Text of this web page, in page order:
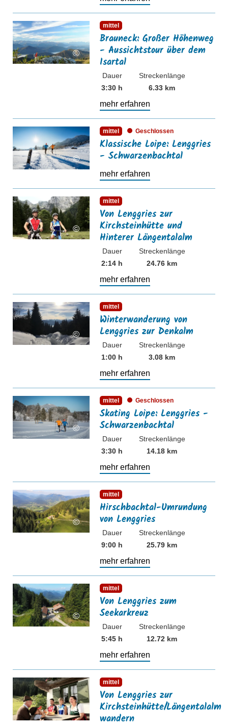
©
mittel
Brauneck: Großer Höhenweg
- Aussichtstour über dem
Isartal
Dauer
3:30 h
Streckenlänge
6.33 km
mehr erfahren
mehr erfahren
©
mittel Geschlossen
Klassische Loipe: Lenggries
- Schwarzenbachtal
mehr erfahren
mehr erfahren
©
mittel
Von Lenggries zur
Kirchsteinhütte und
Hinterer Längentalalm
Dauer
2:14 h
Streckenlänge
24.76 km
mehr erfahren
mehr erfahren
©
mittel
Winterwanderung von
Lenggries zur Denkalm
Dauer
1:00 h
Streckenlänge
3.08 km
mehr erfahren
mehr erfahren
©
mittel Geschlossen
Skating Loipe: Lenggries -
Schwarzenbachtal
Dauer
3:30 h
Streckenlänge
14.18 km
mehr erfahren
mehr erfahren
©
mittel
Hirschbachtal-Umrundung
von Lenggries
Dauer
9:00 h
Streckenlänge
25.79 km
mehr erfahren
mehr erfahren
©
mittel
Von Lenggries zum
Seekarkreuz
Dauer
5:45 h
Streckenlänge
12.72 km
mehr erfahren
mehr erfahren
©
mittel
Von Lenggries zur
Kirchsteinhütte/Längentalalm
wandern
mehr erfahren